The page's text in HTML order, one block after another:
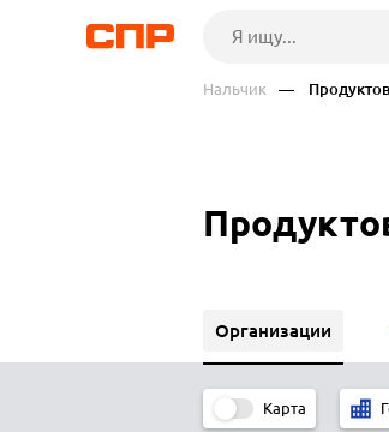
Нальчик —
Организации
Карта